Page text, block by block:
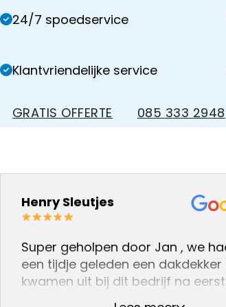
24/7 spoedservice
Klantvriendelijke service
GRATIS OFFERTE 085 333 2948
Henry Sleutjes
Super geholpen door Jan , we
een tijdje geleden een dakdekker
kwamen uit bij dit bedrijf na